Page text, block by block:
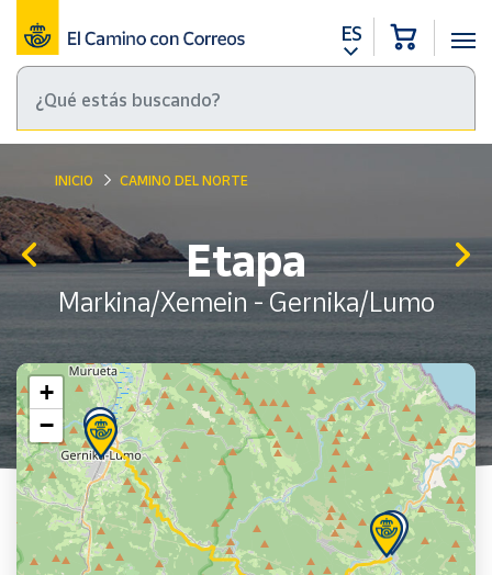
ES
INICIO CAMINO DEL NORTE
Etapa
Markina/Xemein - Gernika/Lumo
+
−